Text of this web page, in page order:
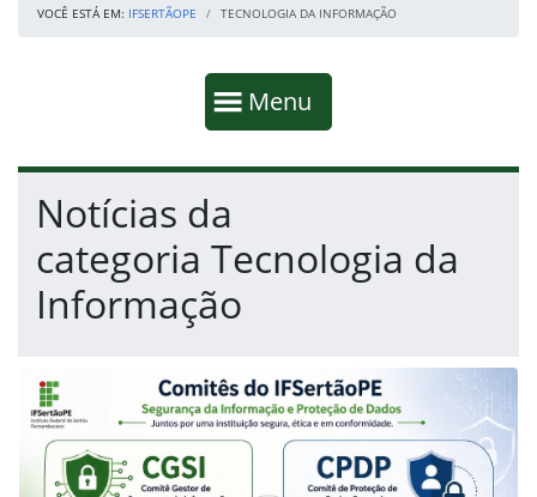
VOCÊ ESTÁ EM: IFSERTÃOPE TECNOLOGIA DA INFORMAÇÃO
Mostrar
Menu
Fim da navegação
Início do conteúdo
Notícias da
categoria Tecnologia da
Informação